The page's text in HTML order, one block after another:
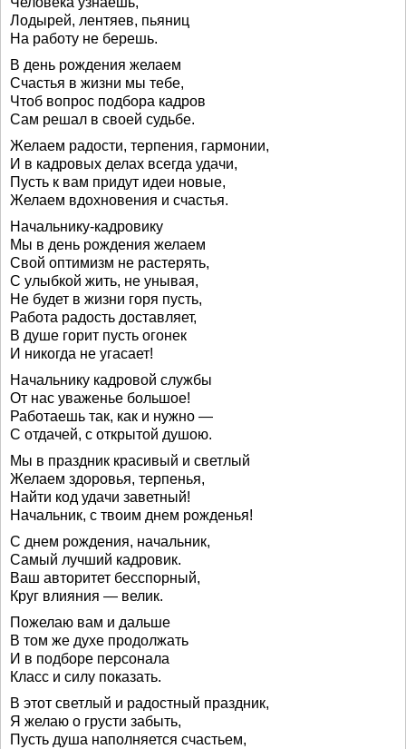
Лодырей, лентяев, пьяниц
На работу не берешь.
В день рождения желаем
Счастья в жизни мы тебе,
Чтоб вопрос подбора кадров
Сам решал в своей судьбе.
Желаем радости, терпения, гармонии,
И в кадровых делах всегда удачи,
Пусть к вам придут идеи новые,
Желаем вдохновения и счастья.
Начальнику-кадровику
Мы в день рождения желаем
Свой оптимизм не растерять,
С улыбкой жить, не унывая,
Не будет в жизни горя пусть,
Работа радость доставляет,
В душе горит пусть огонек
И никогда не угасает!
Начальнику кадровой службы
От нас уваженье большое!
Работаешь так, как и нужно —
С отдачей, с открытой душою.
Мы в праздник красивый и светлый
Желаем здоровья, терпенья,
Найти код удачи заветный!
Начальник, с твоим днем рожденья!
С днем рождения, начальник,
Самый лучший кадровик.
Ваш авторитет бесспорный,
Круг влияния — велик.
Пожелаю вам и дальше
В том же духе продолжать
И в подборе персонала
Класс и силу показать.
В этот светлый и радостный праздник,
Я желаю о грусти забыть,
Пусть душа наполняется счастьем,